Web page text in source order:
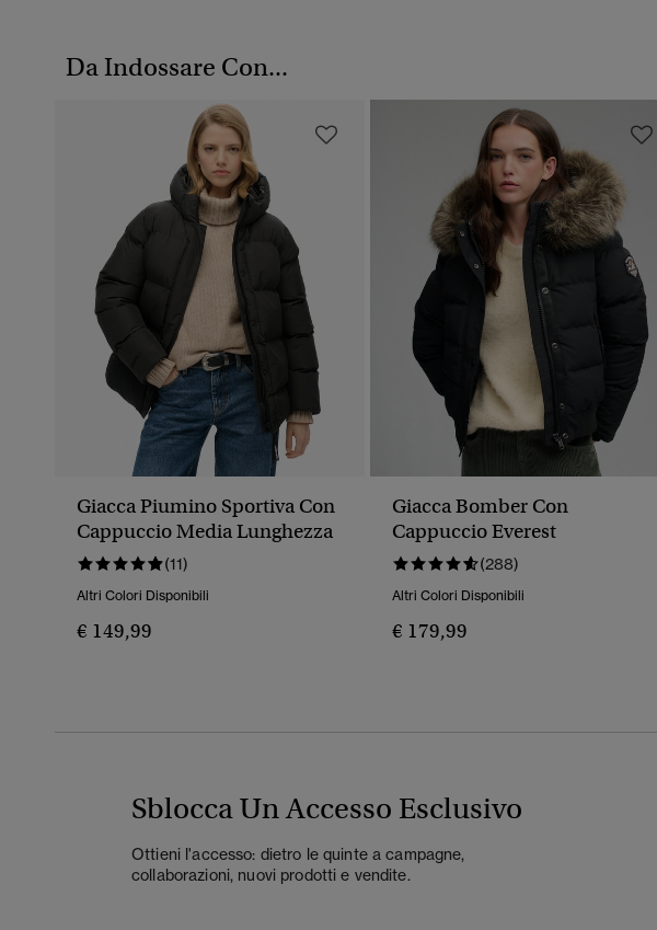
Da Indossare Con...
Giacca Piumino Sportiva Con
Cappuccio Media Lunghezza
(11)
Altri Colori Disponibili
€ 149,99
Giacca Bomber Con
Cappuccio Everest
(288)
Altri Colori Disponibili
€ 179,99
Sblocca Un Accesso Esclusivo
Ottieni l'accesso: dietro le quinte a campagne,
collaborazioni, nuovi prodotti e vendite.